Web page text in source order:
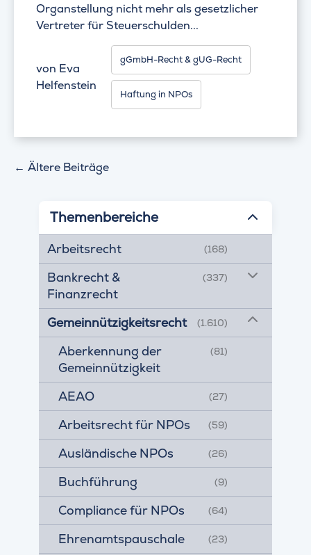
Organstellung nicht mehr als gesetzlicher
Vertreter für Steuerschulden...
von Eva
Helfenstein
gGmbH-Recht & gUG-Recht
Haftung in NPOs
← Ältere Beiträge
Themenbereiche
Arbeitsrecht (168)
Bankrecht &
Finanzrecht
(337)
Gemeinnützigkeitsrecht (1.610)
Aberkennung der
Gemeinnützigkeit
(81)
AEAO (27)
Arbeitsrecht für NPOs (59)
Ausländische NPOs (26)
Buchführung (9)
Compliance für NPOs (64)
Ehrenamtspauschale (23)